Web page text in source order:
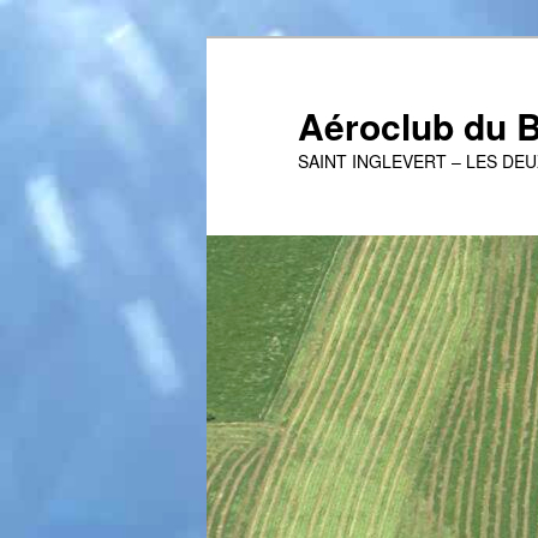
Aéroclub du
SAINT INGLEVERT – LES